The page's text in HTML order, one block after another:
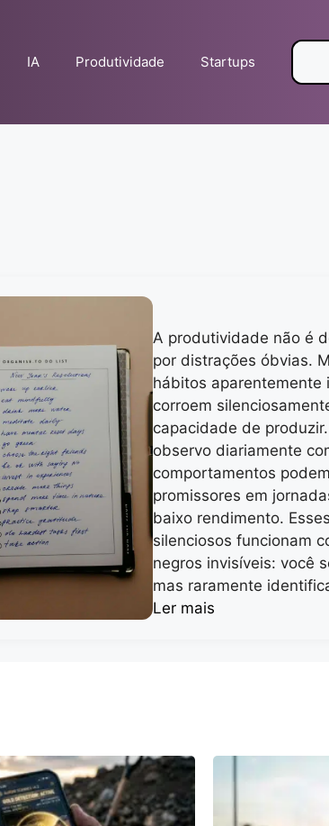
IA Produtividade Startups
A produtividade não é
por distrações óbvias.
hábitos aparentemente
corroem
capacidade de
observo diariamente
comportamentos
promissores em
baixo rendimento.
silenciosos funcionam
negros invisíveis: você
mas raramente
Ler mais